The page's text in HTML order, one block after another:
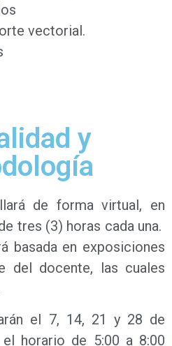
vectorial.
y
de forma virtual, en
tres (3) horas cada una.
basada en exposiciones
del docente, las cuales
el 7, 14, 21 y 28 de
horario de 5:00 a 8:00